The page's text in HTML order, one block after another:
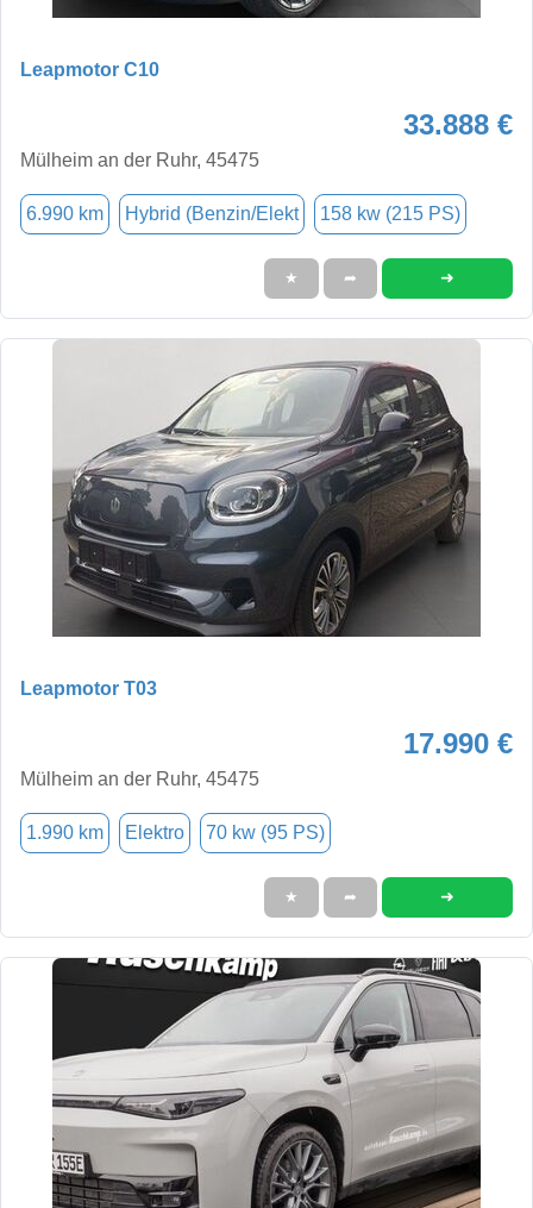
Leapmotor C10
33.888 €
Mülheim an der Ruhr, 45475
6.990 km Hybrid (Benzin/Elekt 158 kw (215 PS)
★ ➦ ➜
Leapmotor T03
17.990 €
Mülheim an der Ruhr, 45475
1.990 km Elektro 70 kw (95 PS)
★ ➦ ➜